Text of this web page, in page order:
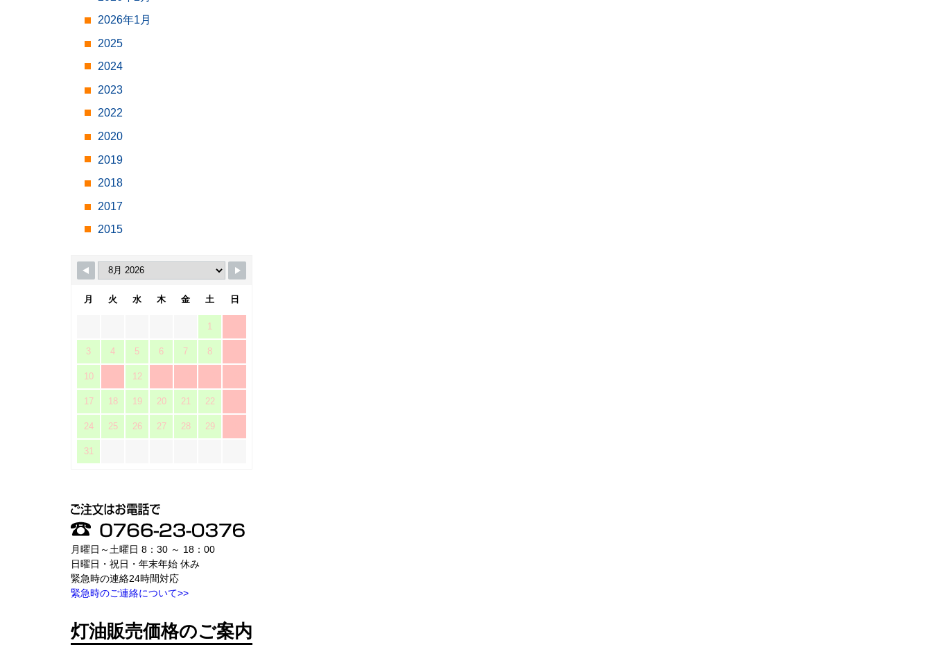
2026年1月
2025
2024
2023
2022
2020
2019
2018
2017
2015
月 火 水 木 金 土 日
1
3 4 5 6 7 8
10 12
17 18 19 20 21 22
24 25 26 27 28 29
31
月曜日～土曜日 8：30 ～ 18：00
日曜日・祝日・年末年始 休み
緊急時の連絡24時間対応
緊急時のご連絡について>>
灯油販売価格のご案内